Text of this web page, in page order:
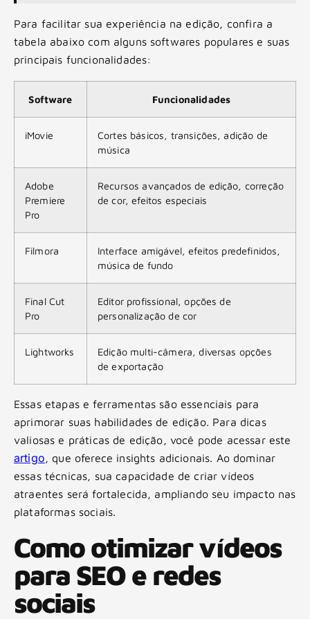
Para facilitar sua experiência na edição, confira a
tabela abaixo com alguns softwares populares e suas
principais funcionalidades:
Software Funcionalidades
iMovie
Cortes básicos, transições, adição de
música
Adobe
Premiere
Pro
Recursos avançados de edição, correção
de cor, efeitos especiais
Filmora
Interface amigável, efeitos predefinidos,
música de fundo
Final Cut
Pro
Editor profissional, opções de
personalização de cor
Lightworks
Edição multi-câmera, diversas opções
de exportação
Essas etapas e ferramentas são essenciais para
aprimorar suas habilidades de edição. Para dicas
valiosas e práticas de edição, você pode acessar este
artigo, que oferece insights adicionais. Ao dominar
essas técnicas, sua capacidade de criar vídeos
atraentes será fortalecida, ampliando seu impacto nas
plataformas sociais.
Como otimizar vídeos
para SEO e redes
sociais